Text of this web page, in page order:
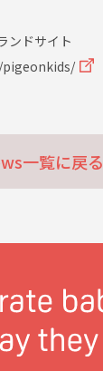
ンドサイト
一覧に戻る